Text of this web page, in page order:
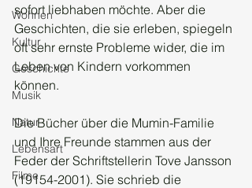
Wohnen
Kultur
Geschichte
Musik
Natur
Lebensart
Filme
sofort liebhaben möchte. Aber die
Geschichten, die sie erleben, spiegeln
oft sehr ernste Probleme wider, die im
Leben von Kindern vorkommen
können.
Die Bücher über die Mumin-Familie
und Ihre Freunde stammen aus der
Feder der Schriftstellerin Tove Jansson
(19154-2001). Sie schrieb die